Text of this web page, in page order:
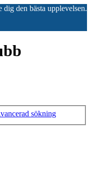
den bästa upplevelsen.
sökning